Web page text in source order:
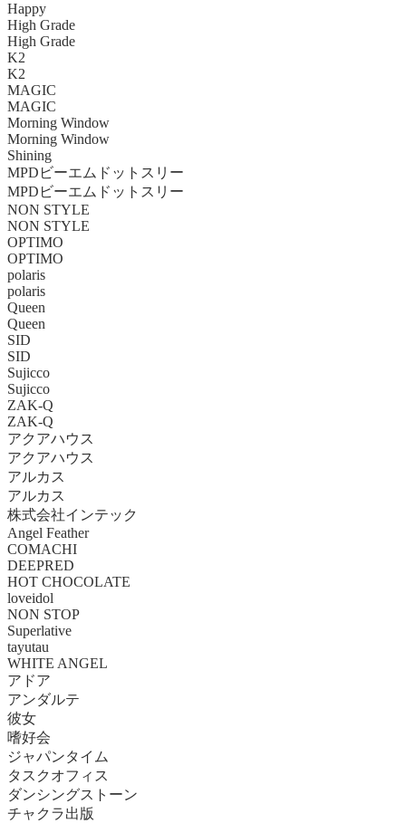
Happy
High Grade
High Grade
K2
K2
MAGIC
MAGIC
Morning Window
Morning Window
Shining
MPDビーエムドットスリー
MPDビーエムドットスリー
NON STYLE
NON STYLE
OPTIMO
OPTIMO
polaris
polaris
Queen
Queen
SID
SID
Sujicco
Sujicco
ZAK-Q
ZAK-Q
アクアハウス
アクアハウス
アルカス
アルカス
株式会社インテック
Angel Feather
COMACHI
DEEPRED
HOT CHOCOLATE
loveidol
NON STOP
Superlative
tayutau
WHITE ANGEL
アドア
アンダルテ
彼女
嗜好会
ジャパンタイム
タスクオフィス
ダンシングストーン
チャクラ出版